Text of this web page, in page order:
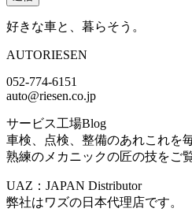
好きな車と、暮らそう。
AUTORIESEN
052-774-6151
auto@riesen.co.jp
サービス工場Blog
車検、点検、整備のあれこれを
熟練のメカニックの匠の技をご
UAZ：JAPAN Distributor
弊社はワズの日本代理店です。